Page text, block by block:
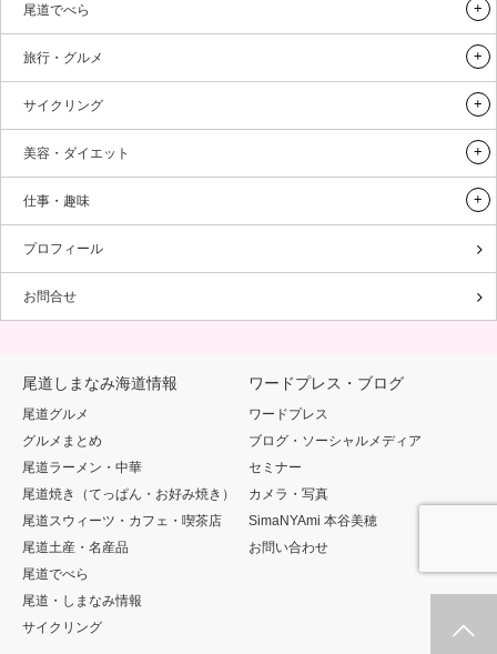
尾道でべら
旅行・グルメ
サイクリング
美容・ダイエット
仕事・趣味
プロフィール
お問合せ
尾道しまなみ海道情報
尾道グルメ
グルメまとめ
尾道ラーメン・中華
尾道焼き（てっぱん・お好み焼き）
尾道スウィーツ・カフェ・喫茶店
尾道土産・名産品
尾道でべら
尾道・しまなみ情報
サイクリング
ワードプレス・ブログ
ワードプレス
ブログ・ソーシャルメディア
セミナー
カメラ・写真
SimaNYAmi 本谷美穂
お問い合わせ
ホーム お問合せ